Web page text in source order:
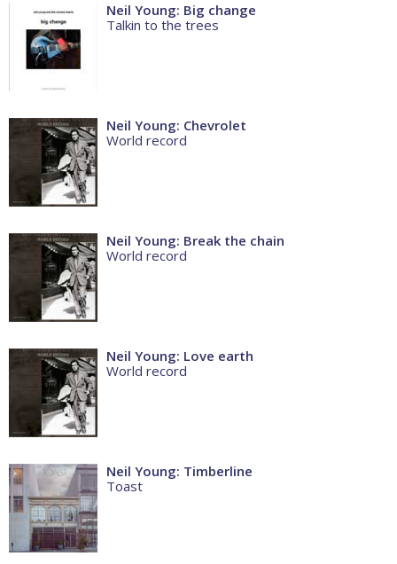
Neil Young: Big change
Talkin to the trees
Neil Young: Chevrolet
World record
Neil Young: Break the chain
World record
Neil Young: Love earth
World record
Neil Young: Timberline
Toast